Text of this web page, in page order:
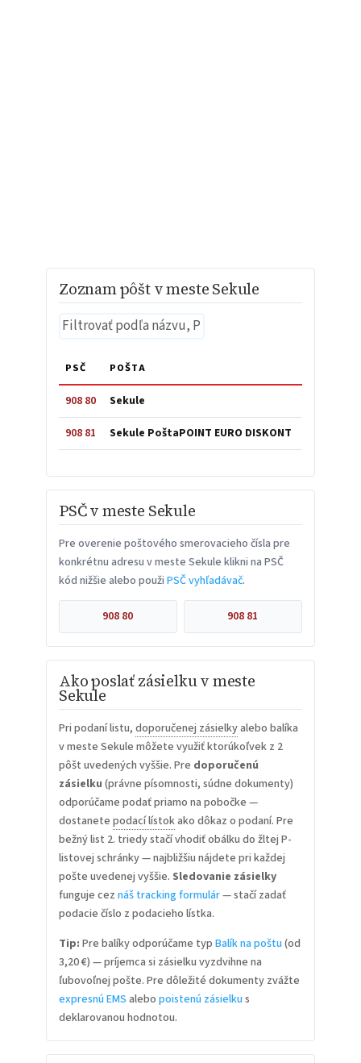
Zoznam pôšt v meste Sekule
PSČ POŠTA
908 80
Sekule
908 81
Sekule PoštaPOINT EURO DISKONT
PSČ v meste Sekule
Pre overenie poštového smerovacieho čísla pre
konkrétnu adresu v meste Sekule klikni na PSČ
kód nižšie alebo použi PSČ vyhľadávač.
908 80 908 81
Ako poslať zásielku v meste
Sekule
Pri podaní listu, doporučenej zásielkyalebo balíka
v meste Sekule môžete využiť ktorúkoľvek z 2
pôšt uvedených vyššie. Pre doporučenú
zásielku (právne písomnosti, súdne dokumenty)
odporúčame podať priamo na pobočke —
dostanete podací lístokako dôkaz o podaní. Pre
bežný list 2. triedy stačí vhodiť obálku do žltej P-
listovej schránky — najbližšiu nájdete pri každej
pošte uvedenej vyššie. Sledovanie zásielky
funguje cez náš tracking formulár— stačí zadať
podacie číslo z podacieho lístka.
Tip: Pre balíky odporúčame typ Balík na poštu (od
3,20 €) — príjemca si zásielku vyzdvihne na
ľubovoľnej pošte. Pre dôležité dokumenty zvážte
expresnú EMS alebo poistenú zásielku s
deklarovanou hodnotou.